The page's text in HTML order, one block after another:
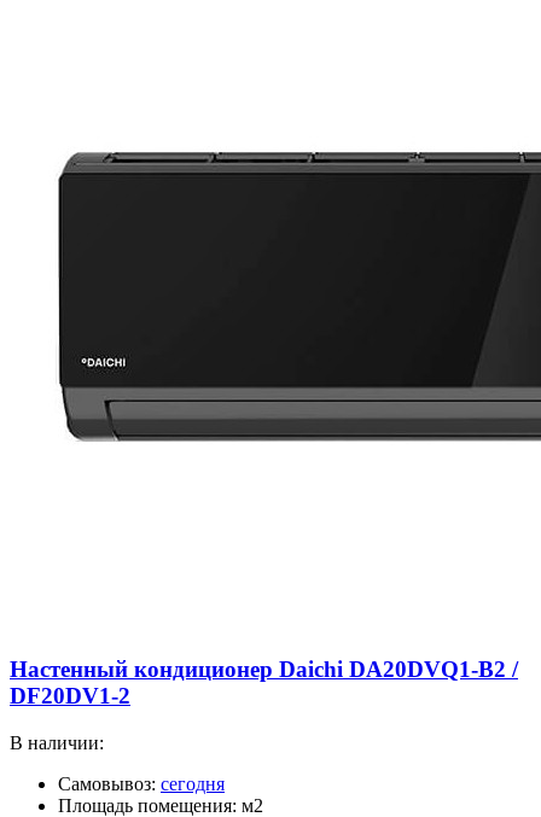
Настенный кондиционер Daichi DA20DVQ1-B2 /
DF20DV1-2
В наличии:
Самовывоз: сегодня
Площадь помещения: м2